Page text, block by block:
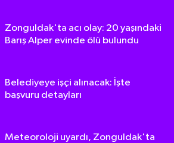
Zonguldak'ta acı olay: 20 yaşındaki
Barış Alper evinde ölü bulundu
Belediyeye işçi alınacak: İşte
başvuru detayları
Meteoroloji uyardı, Zonguldak'ta